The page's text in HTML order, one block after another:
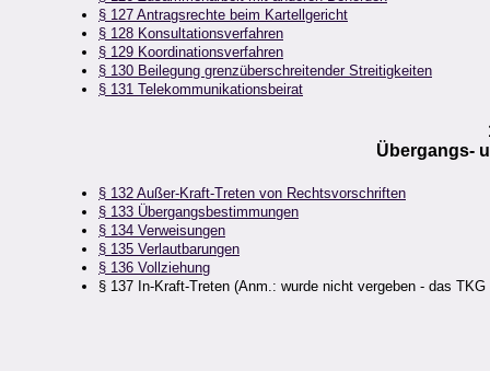
§ 127 Antragsrechte beim Kartellgericht
§ 128 Konsultationsverfahren
§ 129 Koordinationsverfahren
§ 130 Beilegung grenzüberschreitender Streitigkeiten
§ 131 Telekommunikationsbeirat
Übergangs-
§ 132 Außer-Kraft-Treten von Rechtsvorschriften
§ 133 Übergangsbestimmungen
§ 134 Verweisungen
§ 135 Verlautbarungen
§ 136 Vollziehung
§ 137 In-Kraft-Treten (Anm.: wurde nicht vergeben - das